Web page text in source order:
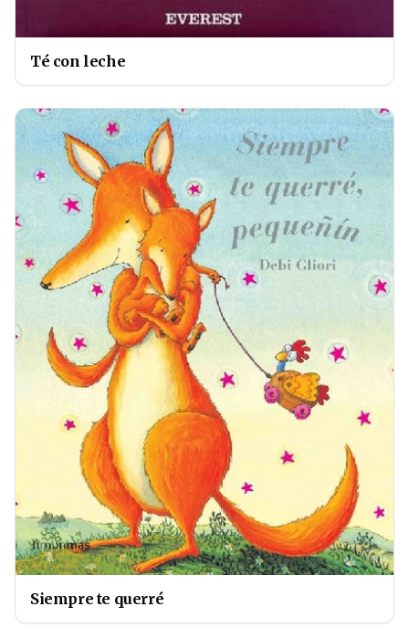
Té con leche
Siempre te querré